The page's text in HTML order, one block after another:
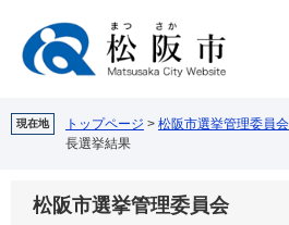
現在地 トップページ > 松阪市選挙管理委員会
長選挙結果
松阪市選挙管理委員会